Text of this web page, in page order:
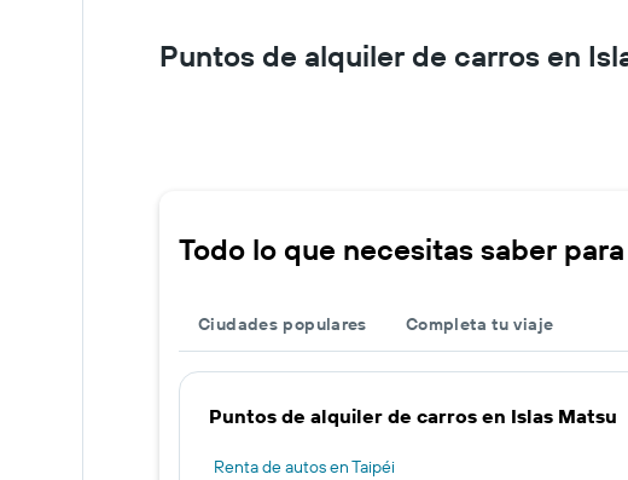
Puntos de alquiler de carros en
Todo lo que necesitas saber
Ciudades populares Completa tu viaje
Puntos de alquiler de carros en Islas Matsu
Renta de autos en Taipéi